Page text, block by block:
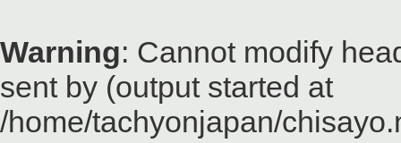
Warning: Cannot modify
sent by (output started at
/home/tachyonjapan/